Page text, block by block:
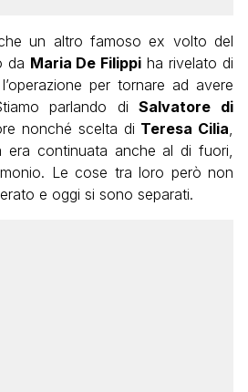
un altro famoso ex volto del
da Maria De Filippi ha rivelato di
per tornare ad avere
parlando diSalvatore di
nonché scelta di Teresa Cilia,
continuata anche al di fuori,
Le cose tra loro però non
e oggi si sono separati.